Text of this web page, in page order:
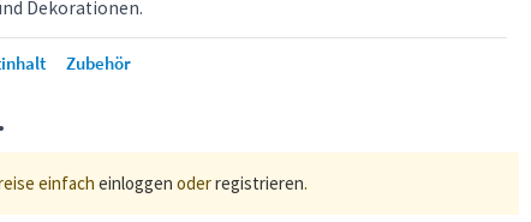
Dekorationen.
Zubehör
einfach einloggen oderregistrieren.